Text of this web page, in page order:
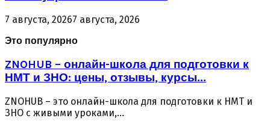
7 августа, 20267 августа, 2026
Это популярно
ZNOHUB – онлайн-школа для подготовки к
НМТ и ЗНО: цены, отзывы, курсы...
ZNOHUB – это онлайн-школа для подготовки к НМТ и
ЗНО с живыми уроками,...